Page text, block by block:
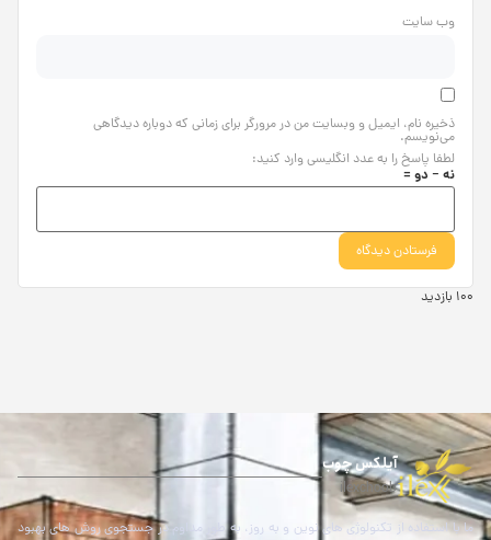
وب‌ سایت
ذخیره نام، ایمیل و وبسایت من در مرورگر برای زمانی که دوباره دیدگاهی
می‌نویسم.
لطفا پاسخ را به عدد انگلیسی وارد کنید:
نه − دو =
100 بازدید
آیلکس چوب
ilexchoob
ما با استفاده از تکنولوژی های نوین و به روز، به طور مداوم در جستجوی روش های بهبود